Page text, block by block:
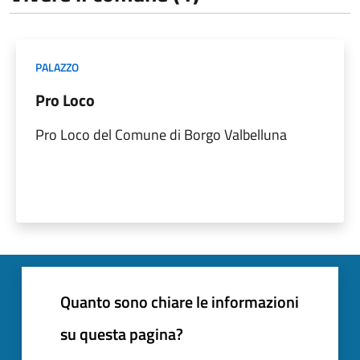
PALAZZO
Pro Loco
Pro Loco del Comune di Borgo Valbelluna
Quanto sono chiare le informazioni
su questa pagina?